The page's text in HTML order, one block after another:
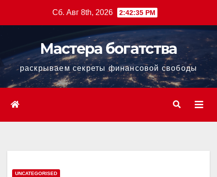
Сб. Авг 8th, 2026 2:42:36 PM
Мастера богатства
раскрываем секреты финансовой свободы
UNCATEGORISED